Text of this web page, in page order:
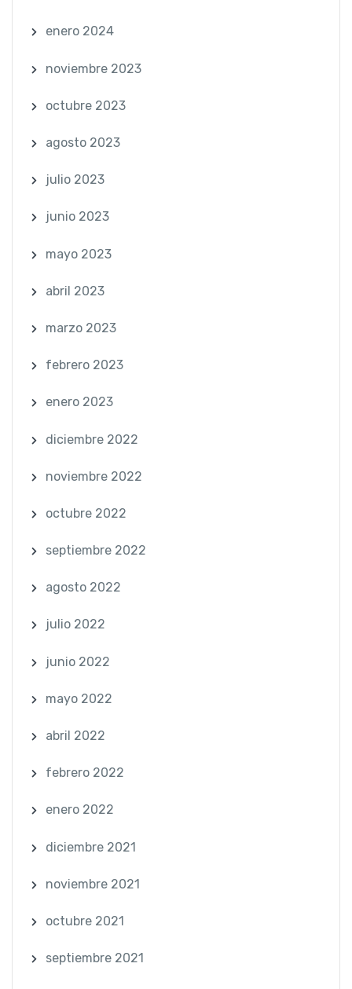
enero 2024
noviembre 2023
octubre 2023
agosto 2023
julio 2023
junio 2023
mayo 2023
abril 2023
marzo 2023
febrero 2023
enero 2023
diciembre 2022
noviembre 2022
octubre 2022
septiembre 2022
agosto 2022
julio 2022
junio 2022
mayo 2022
abril 2022
febrero 2022
enero 2022
diciembre 2021
noviembre 2021
octubre 2021
septiembre 2021